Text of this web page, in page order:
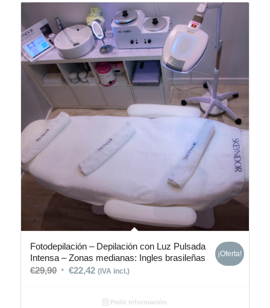
Fotodepilación – Depilación con Luz Pulsada
Intensa – Zonas medianas: Ingles brasileñas
€29,90 €22,42 (IVA incl.)
¡Oferta!
Pedir información